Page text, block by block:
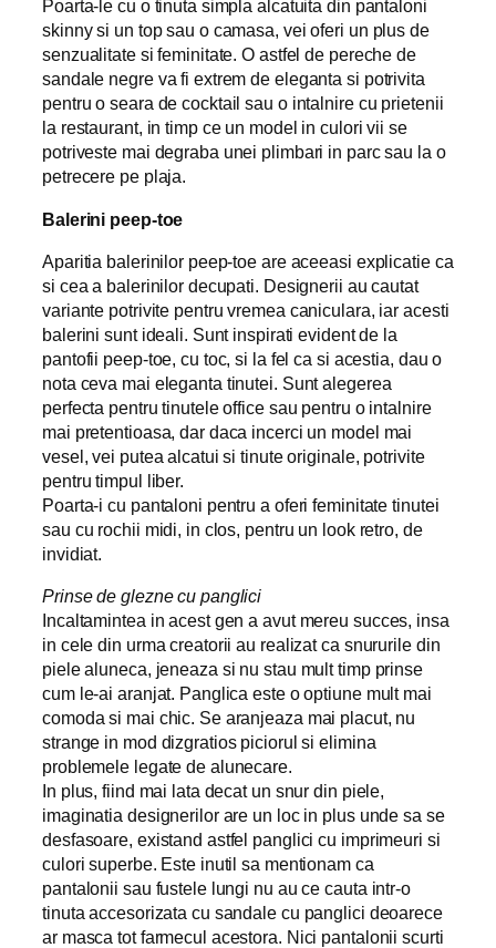
Poarta-le cu o tinuta simpla alcatuita din pantaloni
skinny si un top sau o camasa, vei oferi un plus de
senzualitate si feminitate. O astfel de pereche de
sandale negre va fi extrem de eleganta si potrivita
pentru o seara de cocktail sau o intalnire cu prietenii
la restaurant, in timp ce un model in culori vii se
potriveste mai degraba unei plimbari in parc sau la o
petrecere pe plaja.
Balerini peep-toe
Aparitia balerinilor peep-toe are aceeasi explicatie ca
si cea a balerinilor decupati. Designerii au cautat
variante potrivite pentru vremea caniculara, iar acesti
balerini sunt ideali. Sunt inspirati evident de la
pantofii peep-toe, cu toc, si la fel ca si acestia, dau o
nota ceva mai eleganta tinutei. Sunt alegerea
perfecta pentru tinutele office sau pentru o intalnire
mai pretentioasa, dar daca incerci un model mai
vesel, vei putea alcatui si tinute originale, potrivite
pentru timpul liber.
Poarta-i cu pantaloni pentru a oferi feminitate tinutei
sau cu rochii midi, in clos, pentru un look retro, de
invidiat.
Prinse de glezne cu panglici
Incaltamintea in acest gen a avut mereu succes, insa
in cele din urma creatorii au realizat ca snururile din
piele aluneca, jeneaza si nu stau mult timp prinse
cum le-ai aranjat. Panglica este o optiune mult mai
comoda si mai chic. Se aranjeaza mai placut, nu
strange in mod dizgratios piciorul si elimina
problemele legate de alunecare.
In plus, fiind mai lata decat un snur din piele,
imaginatia designerilor are un loc in plus unde sa se
desfasoare, existand astfel panglici cu imprimeuri si
culori superbe. Este inutil sa mentionam ca
pantalonii sau fustele lungi nu au ce cauta intr-o
tinuta accesorizata cu sandale cu panglici deoarece
ar masca tot farmecul acestora. Nici pantalonii scurti